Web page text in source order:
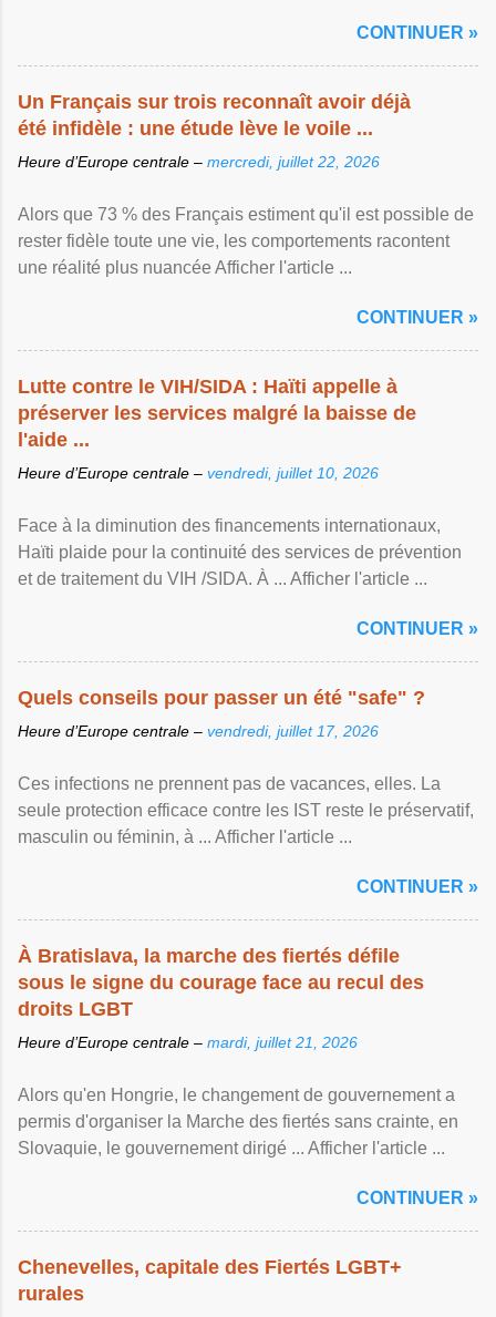
CONTINUER »
Un Français sur trois reconnaît avoir déjà
été infidèle : une étude lève le voile ...
Heure d’Europe centrale – mercredi, juillet 22, 2026
Alors que 73 % des Français estiment qu'il est possible de
rester fidèle toute une vie, les comportements racontent
une réalité plus nuancée Afficher l'article ...
CONTINUER »
Lutte contre le VIH/SIDA : Haïti appelle à
préserver les services malgré la baisse de
l'aide ...
Heure d’Europe centrale – vendredi, juillet 10, 2026
Face à la diminution des financements internationaux,
Haïti plaide pour la continuité des services de prévention
et de traitement du VIH /SIDA. À ... Afficher l'article ...
CONTINUER »
Quels conseils pour passer un été "safe" ?
Heure d’Europe centrale – vendredi, juillet 17, 2026
Ces infections ne prennent pas de vacances, elles. La
seule protection efficace contre les IST reste le préservatif,
masculin ou féminin, à ... Afficher l'article ...
CONTINUER »
À Bratislava, la marche des fiertés défile
sous le signe du courage face au recul des
droits LGBT
Heure d’Europe centrale – mardi, juillet 21, 2026
Alors qu'en Hongrie, le changement de gouvernement a
permis d'organiser la Marche des fiertés sans crainte, en
Slovaquie, le gouvernement dirigé ... Afficher l'article ...
CONTINUER »
Chenevelles, capitale des Fiertés LGBT+
rurales